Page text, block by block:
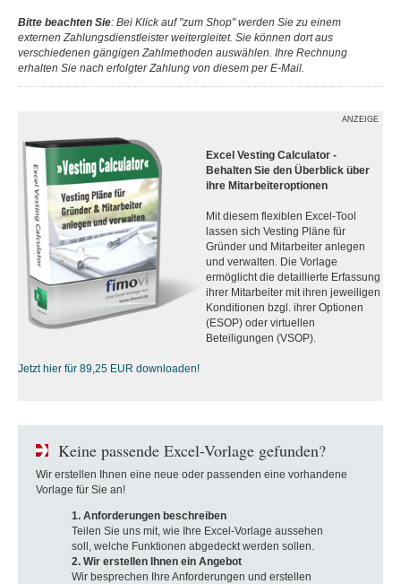
Bitte beachten Sie: Bei Klick auf "zum Shop" werden Sie zu einem
externen Zahlungsdienstleister weitergleitet. Sie können dort aus
verschiedenen gängigen Zahlmethoden auswählen. Ihre Rechnung
erhalten Sie nach erfolgter Zahlung von diesem per E-Mail.
ANZEIGE
Excel Vesting Calculator -
Behalten Sie den Überblick über
ihre Mitarbeiteroptionen
Mit diesem flexiblen Excel-Tool
lassen sich Vesting Pläne für
Gründer und Mitarbeiter anlegen
und verwalten. Die Vorlage
ermöglicht die detaillierte Erfassung
ihrer Mitarbeiter mit ihren jeweiligen
Konditionen bzgl. ihrer Optionen
(ESOP) oder virtuellen
Beteiligungen (VSOP).
Jetzt hier für 89,25 EUR downloaden!
Keine passende Excel-Vorlage gefunden?
Wir erstellen Ihnen eine neue oder passenden eine vorhandene
Vorlage für Sie an!
1. Anforderungen beschreiben
Teilen Sie uns mit, wie Ihre Excel-Vorlage aussehen
soll, welche Funktionen abgedeckt werden sollen.
2. Wir erstellen Ihnen ein Angebot
Wir besprechen Ihre Anforderungen und erstellen